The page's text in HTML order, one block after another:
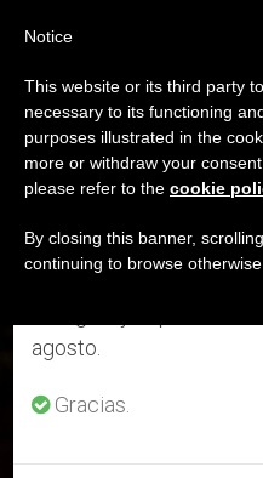
ETIQUETA
Posts
ÚLTIMAS NOTICIAS
Aviso
Del 27 de julio al 7
anual, aprovechando
se generan menos
agosto.
Gracias.
Notice
This website or its third party
necessary to its functioning
purposes illustrated in the
more or withdraw your
please refer to the cookie
By closing this banner,
continuing to browse